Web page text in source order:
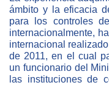
Registro de
Contratos/
NEWSLETTER
mbito y la eficacia
para los controles
internacionalmente,
internacional
de 2011, en el cual
un funcionario del
las instituciones de